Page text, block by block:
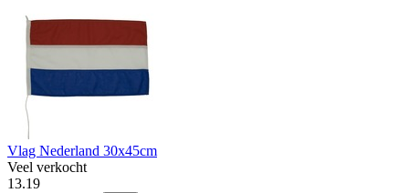
Vlag Nederland 30x45cm
Veel verkocht
13.19